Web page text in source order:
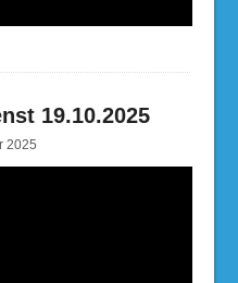
19.10.2025
2025